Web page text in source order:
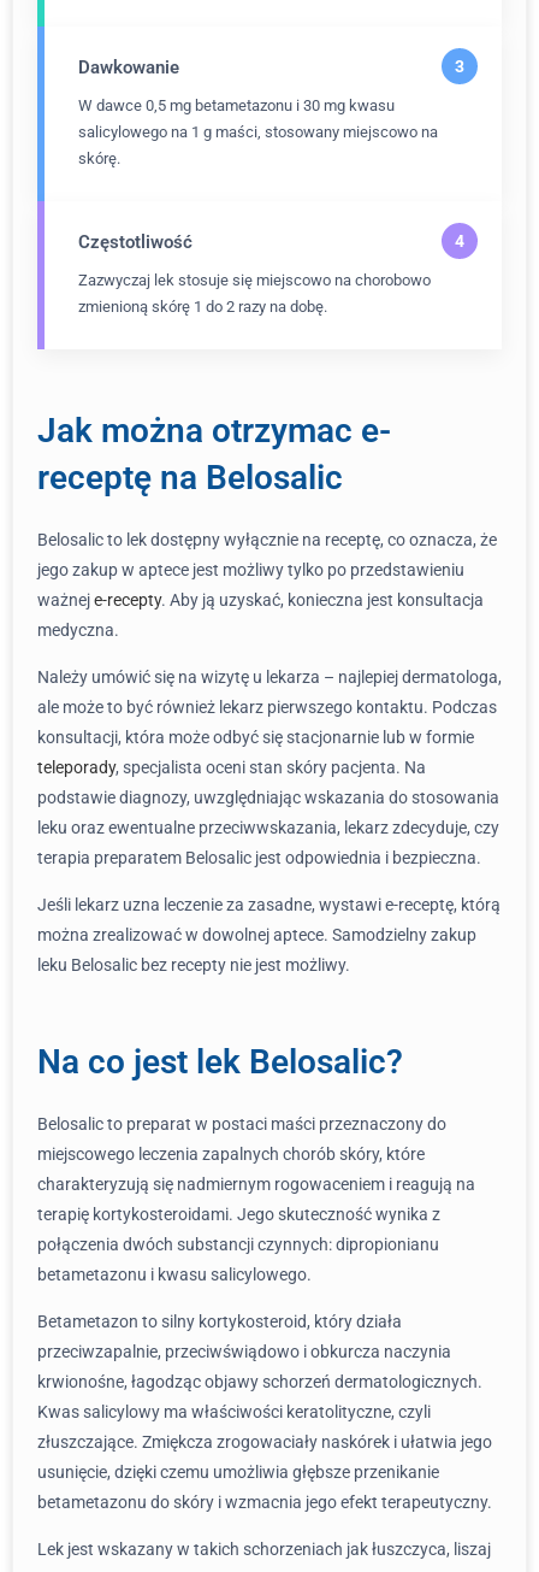
Dawkowanie
W dawce 0,5 mg betametazonu i 30 mg kwasu
salicylowego na 1 g maści, stosowany miejscowo na
skórę.
Częstotliwość
Zazwyczaj lek stosuje się miejscowo na chorobowo
zmienioną skórę 1 do 2 razy na dobę.
Jak można otrzymac e-
receptę na Belosalic
Belosalic to lek dostępny wyłącznie na receptę, co oznacza, że
jego zakup w aptece jest możliwy tylko po przedstawieniu
ważneje-recepty. Aby ją uzyskać, konieczna jest konsultacja
medyczna.
Należy umówić się na wizytę u lekarza – najlepiej dermatologa,
ale może to być również lekarz pierwszego kontaktu. Podczas
konsultacji, która może odbyć się stacjonarnie lub w formie
teleporady, specjalista oceni stan skóry pacjenta. Na
podstawie diagnozy, uwzględniając wskazania do stosowania
leku oraz ewentualne przeciwwskazania, lekarz zdecyduje, czy
terapia preparatem Belosalic jest odpowiednia i bezpieczna.
Jeśli lekarz uzna leczenie za zasadne, wystawi e-receptę, którą
można zrealizować w dowolnej aptece. Samodzielny zakup
leku Belosalic bez recepty nie jest możliwy.
Na co jest lek Belosalic?
Belosalic to preparat w postaci maści przeznaczony do
miejscowego leczenia zapalnych chorób skóry, które
charakteryzują się nadmiernym rogowaceniem i reagują na
terapię kortykosteroidami. Jego skuteczność wynika z
połączenia dwóch substancji czynnych: dipropionianu
betametazonu i kwasu salicylowego.
Betametazon to silny kortykosteroid, który działa
przeciwzapalnie, przeciwświądowo i obkurcza naczynia
krwionośne, łagodząc objawy schorzeń dermatologicznych.
Kwas salicylowy ma właściwości keratolityczne, czyli
złuszczające. Zmiękcza zrogowaciały naskórek i ułatwia jego
usunięcie, dzięki czemu umożliwia głębsze przenikanie
betametazonu do skóry i wzmacnia jego efekt terapeutyczny.
Lek jest wskazany w takich schorzeniach jak łuszczyca, liszaj